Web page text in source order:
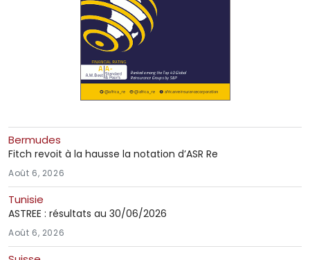
Bermudes
Fitch revoit à la hausse la notation d’ASR Re
Août 6, 2026
Tunisie
ASTREE : résultats au 30/06/2026
Août 6, 2026